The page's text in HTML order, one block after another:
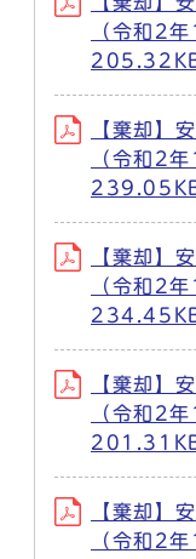
（令和2
【棄却】
（令和2
【棄却】
（令和2
【棄却】
（令和2
【棄却】
（令和2